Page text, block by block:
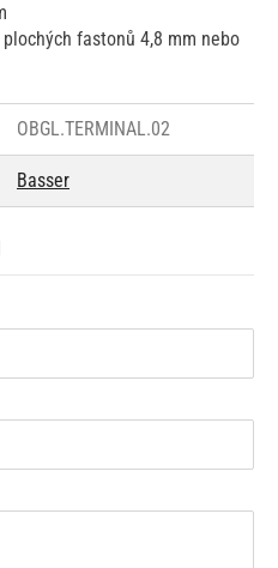
fastonů 4,8 mm nebo
OBGL.TERMINAL.02
Basser